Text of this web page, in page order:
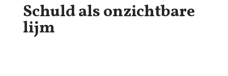
Schuld als onzichtbare
lijm